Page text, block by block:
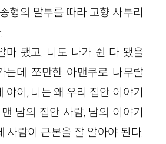
형의 말투를 따라 고향 사투리
마 됐고. 너도 나가 쉰 다 됐을
는데 쪼만한 아맨쿠로 나무랄
야이, 너는 왜 우리 집안 이야기
남의 집안 사람, 남의 이야기
사람이 근본을 잘 알아야 된다.